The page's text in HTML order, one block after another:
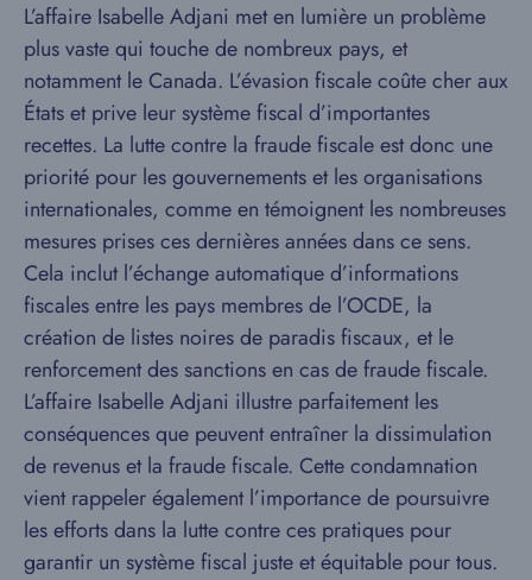
L’affaire Isabelle Adjani met en lumière un problème
plus vaste qui touche de nombreux pays, et
notamment le Canada. L’évasion fiscale coûte cher aux
États et prive leur système fiscal d’importantes
recettes. La lutte contre la fraude fiscale est donc une
priorité pour les gouvernements et les organisations
internationales, comme en témoignent les nombreuses
mesures prises ces dernières années dans ce sens.
Cela inclut l’échange automatique d’informations
fiscales entre les pays membres de l’OCDE, la
création de listes noires de paradis fiscaux, et le
renforcement des sanctions en cas de fraude fiscale.
L’affaire Isabelle Adjani illustre parfaitement les
conséquences que peuvent entraîner la dissimulation
de revenus et la fraude fiscale. Cette condamnation
vient rappeler également l’importance de poursuivre
les efforts dans la lutte contre ces pratiques pour
garantir un système fiscal juste et équitable pour tous.